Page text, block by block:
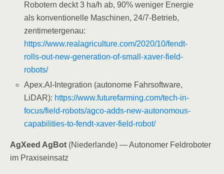
Robotern deckt 3 ha/h ab, 90% weniger Energie
als konventionelle Maschinen, 24/7-Betrieb,
zentimetergenau:
https://www.realagriculture.com/2020/10/fendt-
rolls-out-new-generation-of-small-xaver-field-
robots/
Apex.AI-Integration (autonome Fahrsoftware,
LiDAR): https://www.futurefarming.com/tech-in-
focus/field-robots/agco-adds-new-autonomous-
capabilities-to-fendt-xaver-field-robot/
AgXeed AgBot (Niederlande) — Autonomer Feldroboter
im Praxiseinsatz